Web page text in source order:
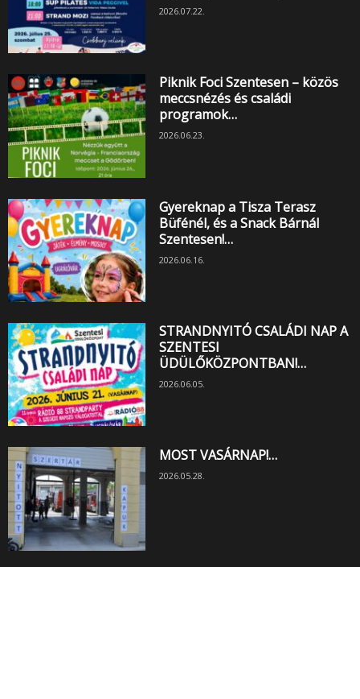
2026.07.22.
Piknik Foci Szentesen – közös
meccsnézés és családi
programok…
2026.06.23.
Gyereknap a Tisza Terasz
Büfénél, és a Snack Bárnál
Szentesen!…
2026.06.16.
STRANDNYITÓ CSALÁDI NAP A
SZENTESI
ÜDÜLŐKÖZPONTBAN!…
2026.06.05.
MOST VASÁRNAP!…
2026.05.28.